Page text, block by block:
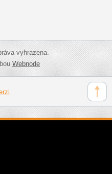
vyhrazena.
Webnode